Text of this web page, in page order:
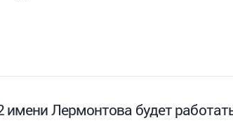
Лермонтова будет